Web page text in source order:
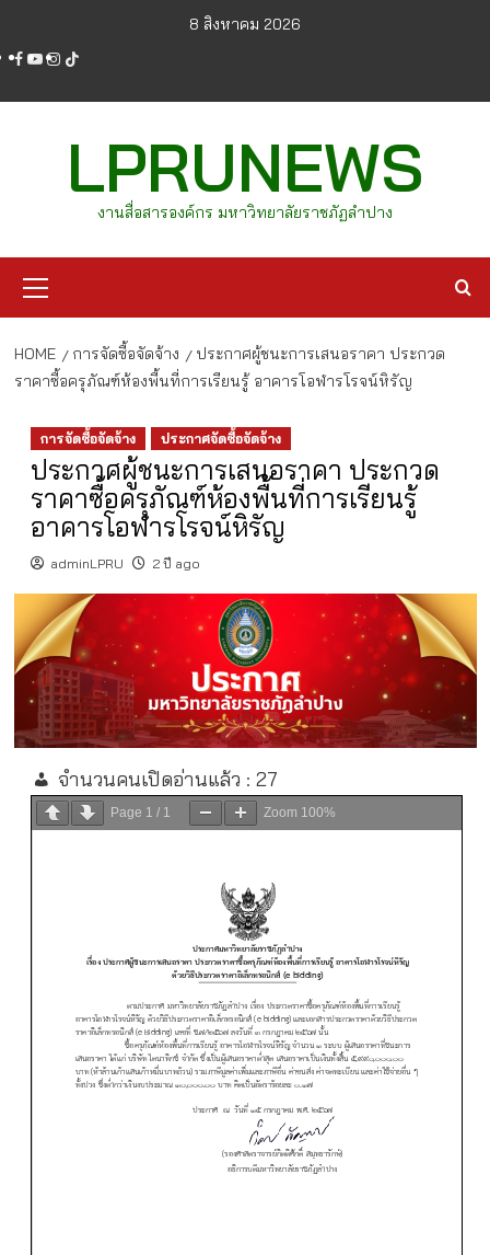
content
8 สิงหาคม 2026
facebook
youtube
instagram
tiktok
LPRUNEWS
งานสื่อสารองค์กร มหาวิทยาลัยราชภัฏลำปาง
Menu
HOME การจัดซื้อจัดจ้าง
ประกาศผู้ชนะการเสนอราคา ประกวด
ราคาซื้อครุภัณฑ์ห้องพื้นที่การเรียนรู้ อาคารโอฬารโรจน์หิรัญ
การจัดซื้อจัดจ้าง ประกาศจัดซื้อจัดจ้าง
ประกาศผู้ชนะการเสนอราคา ประกวด
ราคาซื้อครุภัณฑ์ห้องพื้นที่การเรียนรู้
อาคารโอฬารโรจน์หิรัญ
adminLPRU 2 ปี ago
จำนวนคนเปิดอ่านแล้ว : 27
Page 1 / 1 Zoom 100%